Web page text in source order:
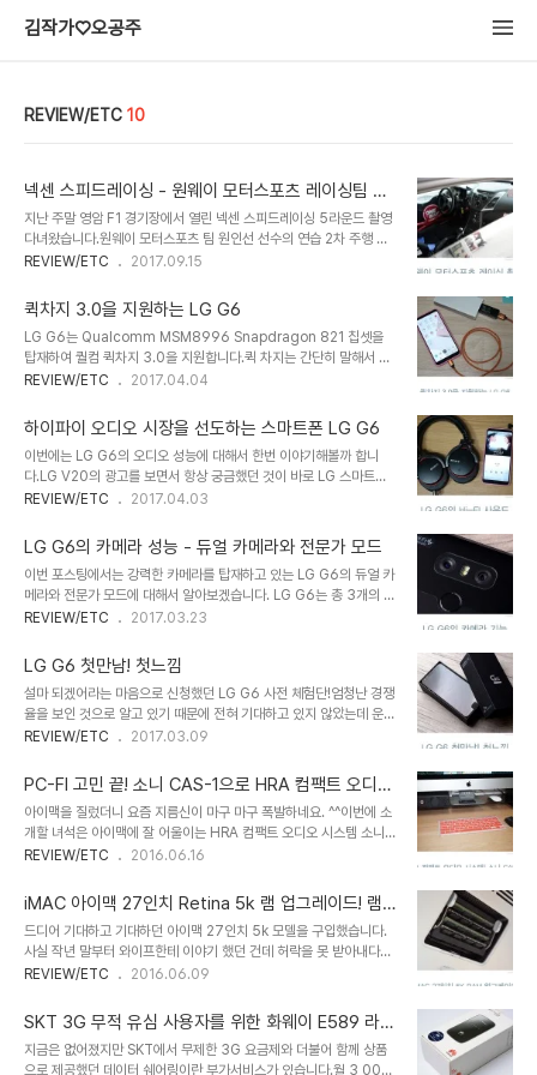
김작가♡오공주
REVIEW/ETC 10
넥센 스피드레이싱 - 원웨이 모터스포츠 레이싱팀 촬
영 - 소니 액션캠
지난 주말 영암 F1 경기장에서 열린 넥센 스피드레이싱 5라운드 촬영
다녀왔습니다.원웨이 모터스포츠 팀 원인선 선수의 연습 2차 주행 영
상인데요.4개의 Sony Actioncam을 가지고 다각도 촬영을 해봤습
FTaKF_OGc&t=58s 넥센 스피드레이싱 5라운드 - 영암 KIC원웨
이 모터스포츠 - 원인선 선수 - 연습 2차 주행 Sony Actioncam 다
각도 촬영 FDR-X3000R / FDR-X1000V / HDR-AS100V /
HDR-AZ1Action Cam Movie Creator 편집 실내 내부에서 가
장 흔들림이 많은 측면은 광학시 손떨림 보정 기능을 탑재한 FDR-
REVIEW/ETC 2017.09.15
퀵차지 3.0을 지원하는 LG G6
LG G6는 Qualcomm MSM8996 Snapdragon 821 칩셋을
탑재하여 퀄컴 퀵차지 3.0을 지원합니다.퀵 차지는 간단히 말해서 스
마트폰의 충전 속도를 빠르게 해주는 기술인데 단순이 전압을 높게 해
르게 충전해 주는 기술로 굉장히 빠른 충전 속도를 보이면서도 안정적
이죠. Quick Charge 3.0퀵 차지 3.0은 충전시 최적의 전압에 대
한 지능형 협상(Intelligent Negotiation for Optimum
Voltage)을 사용하여 휴대용 장치가 어느 시점에, 어떤 전력 수준을
요청하여 최적의 전력 전송을 가능하게 하면서 효율성을 극대화 할 수
REVIEW/ETC 2017.04.04
하이파이 오디오 시장을 선도하는 스마트폰 LG G6
이번에는 LG G6의 오디오 성능에 대해서 한번 이야기해볼까 합니
다.LG V20의 광고를 보면서 항상 궁금했던 것이 바로 LG 스마트폰
의 오디오 성능이었는데이렇게 직접 사용하면서 체험해볼 수 있는 기
전으로 준비해서 테스트 해봤습니다. LG G6는 V20에 탑재되었던
32비티 쿼드 DAC에서 한층 더 업그레이드된 신형 쿼드 DAC가 탑
재되었다고 밝히고 있습니다.DAC은 디지털 방식으로 저장된 파일을
아날로그 신호로 바꿔주는 장치로 DAC의 성능에 따라서 같은 음원도
완전 다르게 들리기 때문에 오디오 장치에 있어서는 굉장히 중요한 요
DAC 메뉴가 활성화되는데 이 메..
REVIEW/ETC 2017.04.03
LG G6의 카메라 성능 - 듀얼 카메라와 전문가 모드
이번 포스팅에서는 강력한 카메라를 탑재하고 있는 LG G6의 듀얼 카
메라와 전문가 모드에 대해서 알아보겠습니다. LG G6는 총 3개의 카
메라를 탑재하고 있습니다. 전면에 약 500만화소의 카메라, 후면에
의 셀프 촬영용인데 저는 셀카를 촬영할 일이 거의 없고 제가 셀카를
찍어서 올리면 보시는 분들의 마음이 어려울 것이기 때문에저는 사진
가의 입장에서 후면 카메라를 중점으로 이야기 해볼까 하네요. ㅋㅋㅋ
LG G6 카메라 스펙전면 듀얼 카메라 : 5 MP, f/2.2, 1080p 동영상
촬영 지원후면 듀얼 카메라 : 일반 렌즈 13 MP (f/1.8, OIS, 3-axis,
REVIEW/ETC 2017.03.23
LG G6 첫만남! 첫느낌
설마 되겠어라는 마음으로 신청했던 LG G6 사전 체험단!엄청난 경쟁
율을 보인 것으로 알고 있기 때문에 전혀 기대하고 있지 않았는데 운좋
게도 체험단에 선정이 되어 이렇게 LG G6에 대한 글을 올려봅니다.
일인 것 같습니다.LG G6는 아스트로 블랙 / 아이스 플래티넘 / 미스
틱 화이트 3가지 컬러로 출시되는데 제가 만나게 된 것은 아스트로 블
랙이네요. 구성품은 심플합니다. 박스를 열어보면 간단 사용 설명서와
SKT 관련 안내서가 먼저 보이고 스마트폰을 꺼내보면 아래쪽으로 충
전기, USB C(3.1호환) 케이블, 이어폰, 어댑터 등이 들어있지요. 구
모리를 분리하기 위한 핀,..
REVIEW/ETC 2017.03.09
PC-FI 고민 끝! 소니 CAS-1으로 HRA 컴팩트 오디오
시스템을 완성하다
아이맥을 질렀더니 요즘 지름신이 마구 마구 폭발하네요. ^^이번에 소
개할 녀석은 아이맥에 잘 어울이는 HRA 컴팩트 오디오 시스템 소니
CAS-1 입니다.PC-FI 라고 해서 요즘은 HI-FI 대신 컴퓨터에 연결
트 해브 아이템이 아닐까 싶네요. 자! 그럼 소니 CAS-1에 대해서 한
번 알아보도록 하겠습니다. 소니 CAS-1은 컴팩트한 외형을 갖춘 오
디오 시스템으로 소니에서 요즘 집중하고 있는 Hi-Res Audio에 대
응합니다.본체에 헤드폰과 스피커를 담당하는 앰프가 각각 탑재되어
있어서 스피커 뿐만 아니라 헤드폰 사용자들에게도 매력적이
제공하는 것이 강점이지요.작은 외형임에도..
REVIEW/ETC 2016.06.16
iMAC 아이맥 27인치 Retina 5k 램 업그레이드! 램
구입 가이드
드디어 기대하고 기대하던 아이맥 27인치 5k 모델을 구입했습니다.
사실 작년 말부터 와이프한테 이야기 했던 건데 허락을 못 받아내다가
얼마전에 와이프 컴퓨터가 랜섬에 걸리면서 파일이 왕창 피해를 입는
큼의 여유는 없어서 지인분의 iMAC 27" 5k 2014 late CTO 버전
을 들여왔는데그래도 이왕 돈 들이는거 좀 더 확실하게 하려고 기존
16기가 램에서 32기가로 램을 업그레이드 하게 되었습니다. ㅋㅋㅋ
REVIEW/ETC 2016.06.09
SKT 3G 무적 유심 사용자를 위한 화웨이 E589 라우
터
지금은 없어졌지만 SKT에서 무제한 3G 요금제와 더불어 함께 상품
으로 제공했던 데이터 쉐어링이란 부가서비스가 있습니다.월 3,000